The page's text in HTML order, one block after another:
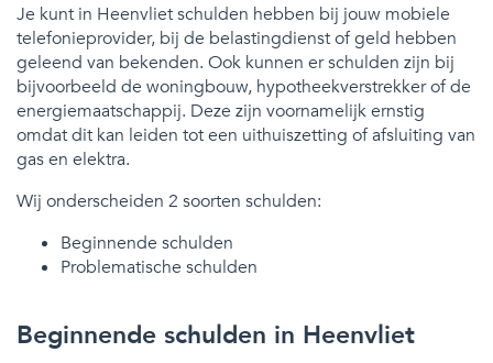
Je kunt in Heenvliet schulden hebben bij jouw mobiele
telefonieprovider, bij de belastingdienst of geld hebben
geleend van bekenden. Ook kunnen er schulden zijn bij
bijvoorbeeld de woningbouw, hypotheekverstrekker of de
energiemaatschappij. Deze zijn voornamelijk ernstig
omdat dit kan leiden tot een uithuiszetting of afsluiting van
gas en elektra.
Wij onderscheiden 2 soorten schulden:
Beginnende schulden
Problematische schulden
Beginnende schulden in Heenvliet